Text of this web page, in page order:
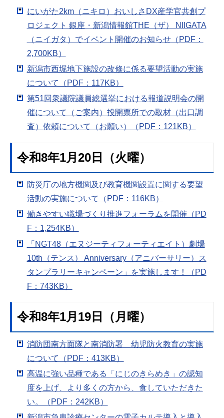
にいがた2km（ニキロ）おいしさDX産学官共創プ
ロジェクト 銀座・新潟情報館THE（ザ） NIIGATA
（ニイガタ）でイベント開催のお知らせ（PDF：
2,700KB）
新潟市西堀地下施設の改修に係る要望活動の実施
について（PDF：117KB）
第51回衆議院議員総選挙における報道説明会の開
催について（ご案内）投開票所での取材（出口調
査）依頼について（お願い）（PDF：121KB）
令和8年1月20日（火曜）
防災庁の地方機関及び教育機関設置に関する要望
活動の実施について（PDF：116KB）
働きやすい職場づくり推進フォーラムを開催（PD
F：1,254KB）
「NGT48（エヌジーティフォーティエイト）劇場
10th（テンス） Anniversary（アニバーサリー）ス
タンプラリーキャンペーン」を実施します！（PD
F：743KB）
令和8年1月19日（月曜）
消防団南方面隊と南消防署 幼児防火教育の実施
について（PDF：413KB）
高温に強い品種である「にじのきらめき」の認知
度を上げ、より多くの方から、食していただきた
い。（PDF：242KB）